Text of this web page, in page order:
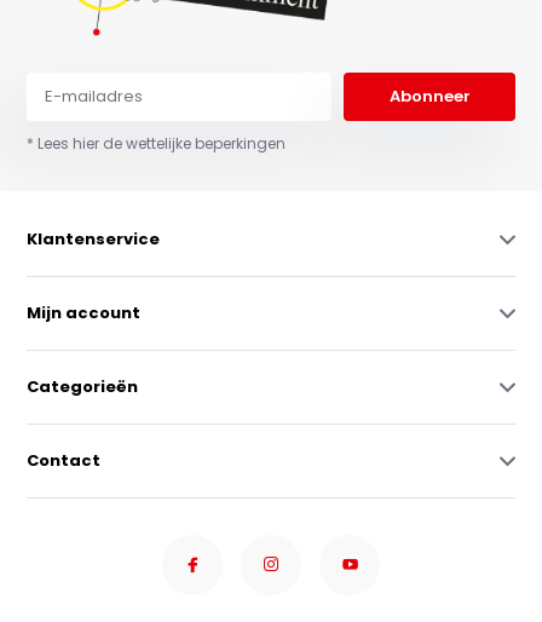
Abonneer
* Lees hier de wettelijke beperkingen
Klantenservice
Mijn account
Categorieën
Contact